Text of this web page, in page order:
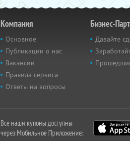
Компания
Основное
Публикации о нас
Вакансии
Правила сервиса
Ответы на вопросы
Бизнес-
Давайте
Все наши купоны доступны
через Мобильное Приложение: